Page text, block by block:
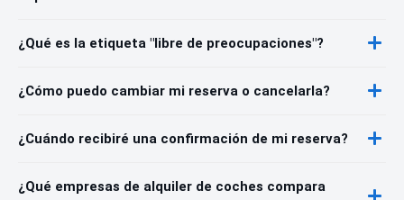
¿Qué es la etiqueta "libre de preocupaciones"?
¿Cómo puedo cambiar mi reserva o cancelarla?
¿Cuándo recibiré una confirmación de mi reserva?
¿Qué empresas de alquiler de coches compara